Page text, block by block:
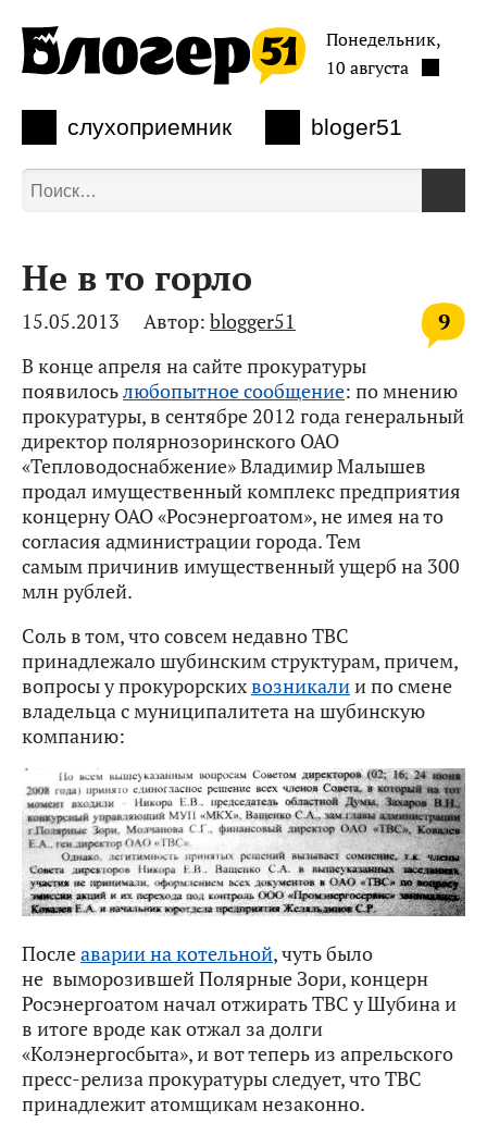
слухоприемник bloger51
Понедельник,
10 августа
Не в то горло
9
15.05.2013 Автор: blogger51
В конце апреля на сайте прокуратуры
появилосьлюбопытное сообщение: по мнению
прокуратуры, в сентябре 2012 года генеральный
директор полярнозоринского ОАО
«Тепловодоснабжение» Владимир Малышев
продал имущественный комплекс предприятия
концерну ОАО «Росэнергоатом», не имея на то
согласия администрации города. Тем
самым причинив имущественный ущерб на 300
млн рублей.
Соль в том, что совсем недавно ТВС
принадлежало шубинским структурам, причем,
вопросы у прокурорскихвозникалии по смене
владельца с муниципалитета на шубинскую
компанию:
Послеаварии на котельной, чуть было
не выморозившей Полярные Зори, концерн
Росэнергоатом начал отжирать ТВС у Шубина и
в итоге вроде как отжал за долги
«Колэнергосбыта», и вот теперь из апрельского
пресс-релиза прокуратуры следует, что ТВС
принадлежит атомщикам незаконно.